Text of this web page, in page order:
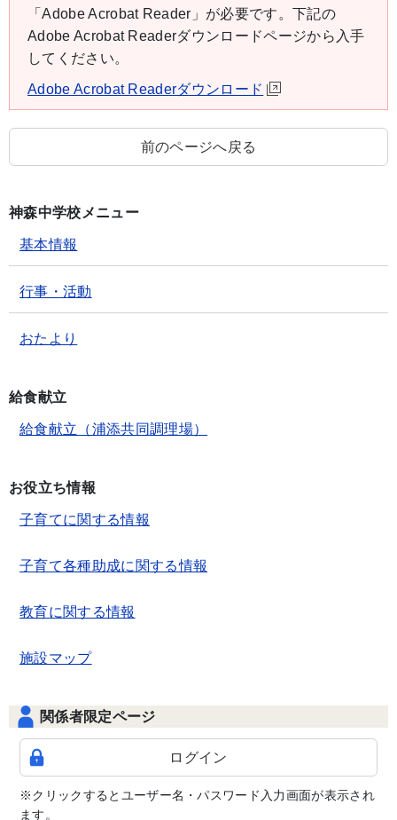
「Adobe Acrobat Reader」が必要です。下記の
Adobe Acrobat Readerダウンロードページから入手
してください。
Adobe Acrobat Readerダウンロード
前のページへ戻る
神森中学校メニュー
基本情報
行事・活動
おたより
給食献立
給食献立（浦添共同調理場）
お役立ち情報
子育てに関する情報
子育て各種助成に関する情報
教育に関する情報
施設マップ
関係者限定ページ
ログイン
※クリックするとユーザー名・パスワード入力画面が表示され
ます。